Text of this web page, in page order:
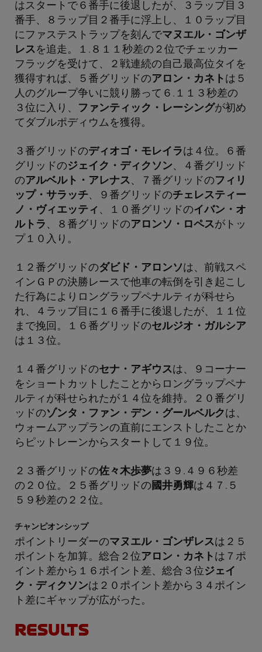
はスタートで６番手に後退したが、３ラップ目３
番手、８ラップ目２番手に浮上し、１０ラップ目
にファステストラップを刻んでマヌエル・ゴンザ
レスを追走。１.８１１秒差の２位でチェッカー
フラッグを受けて、２戦連続の自己最高位タイを
獲得すれば、５番グリッドのアロン・カネト は５
人のグループ争いに競り勝って６.１１３秒差の
３位に入り、
ファンティック・レーシングが初め
てダブルポディウムを獲得。
３番グリッドのディオゴ・モレイラは４位。６番
グリッドのジェイク・ディクソン、４番グリッド
のアルベルト・アレナス、７番グリッドのフィリ
ップ・サラッチ、９番グリッドのチェレスティー
ノ・ヴィエッティ 、１０番グリッドのイバン・オ
ルトラ 、８番グリッドのアロンソ・ロペスがトッ
プ１０入り。
１２番グリッドのダビド・アロンソは、前戦スペ
インＧＰの決勝レースで他車の転倒を引き起こし
た行為によりロングラップペナルティが科せら
れ、４ラップ目に１６番手に後退したが、１１位
まで挽回。１６番グリッドのセルジオ・ガルシア
は１３位。
１４番グリッドのセナ・アギウスは、９コーナー
をショートカットしたことからロングラップペナ
ルティが科せられたが１４位を維持。２０番グリ
ッドのゾンタ・ファン・デン・グールベルクは、
ウォームアップランの直前にエンストしたことか
らピットレーンからスタートして１９位。
２３番グリッドの佐々木歩夢は３９.４９６秒差
の２０位。２５番グリッドの 國井勇輝は４７.５
５９秒差の２２位。
チャンピオンシップ
ポイントリーダーのマヌエル・ゴンザレスは２５
ポイントを加算。総合２位アロン・カネト は７ポ
イント差から１６ポイント差、総合３位ジェイ
ク・ディクソンは２０ポイント差から３４ポイン
ト差にギャップが広がった。
RESULTS